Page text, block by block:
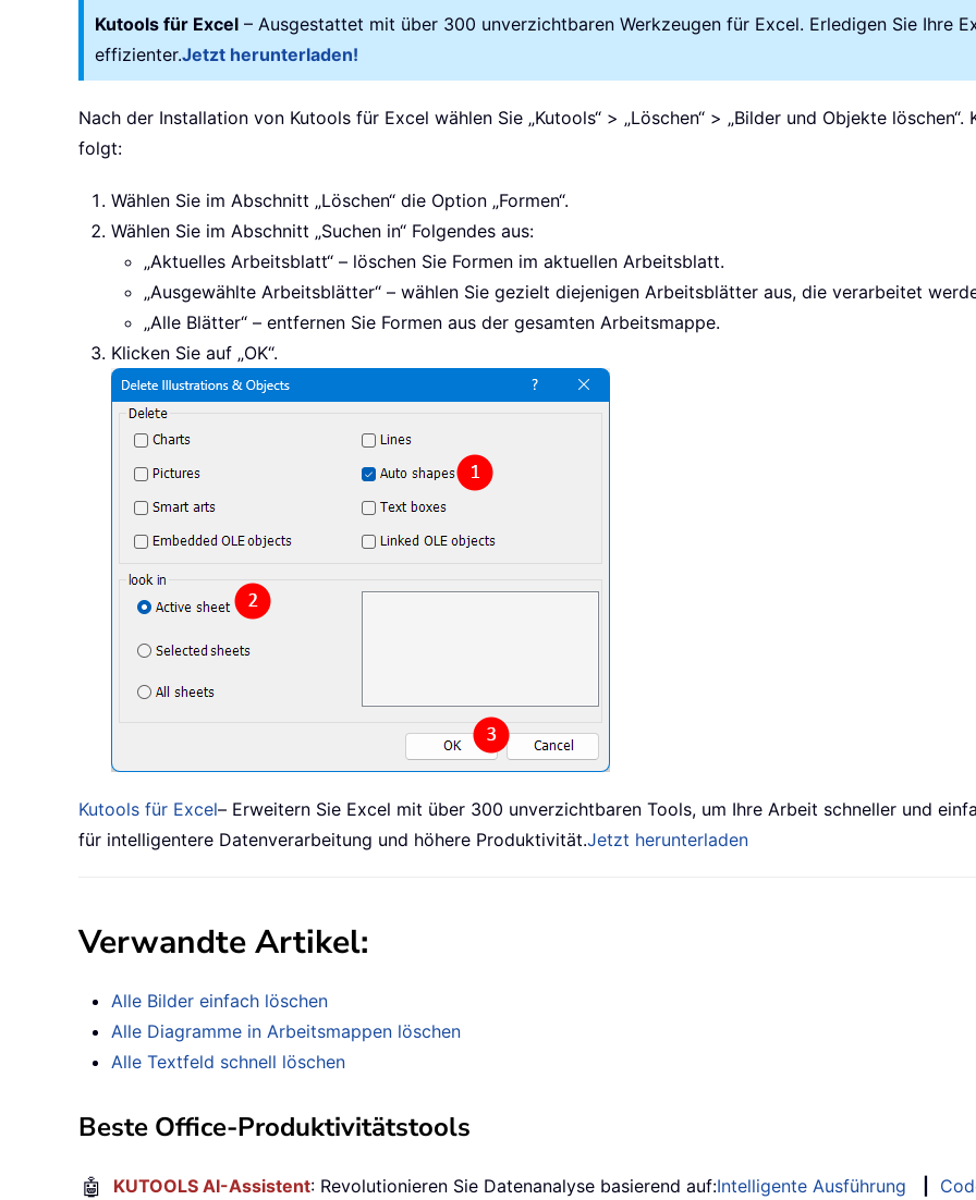
Kutools für Excel – Ausgestattet mit über 300 unverzichtbaren Werkzeugen für Excel. Erledigen Sie Ihre
effizienter.Jetzt herunterladen!
Nach der Installation von Kutools für Excel wählen Sie „Kutools“ > „Löschen“ > „Bilder und Objekte
folgt:
Wählen Sie im Abschnitt „Löschen“ die Option „Formen“.
Wählen Sie im Abschnitt „Suchen in“ Folgendes aus:
„Aktuelles Arbeitsblatt“ – löschen Sie Formen im aktuellen Arbeitsblatt.
„Ausgewählte Arbeitsblätter“ – wählen Sie gezielt diejenigen Arbeitsblätter aus, die verarbeitet
„Alle Blätter“ – entfernen Sie Formen aus der gesamten Arbeitsmappe.
Klicken Sie auf „OK“.
Kutools für Excel– Erweitern Sie Excel mit über 300 unverzichtbaren Tools, um Ihre Arbeit schneller und
für intelligentere Datenverarbeitung und höhere Produktivität.Jetzt herunterladen
Verwandte Artikel:
Alle Bilder einfach löschen
Alle Diagramme in Arbeitsmappen löschen
Alle Textfeld schnell löschen
Beste Office-Produktivitätstools
🤖 KUTOOLS AI-Assistent: Revolutionieren Sie Datenanalyse basierend auf:Intelligente Ausführung